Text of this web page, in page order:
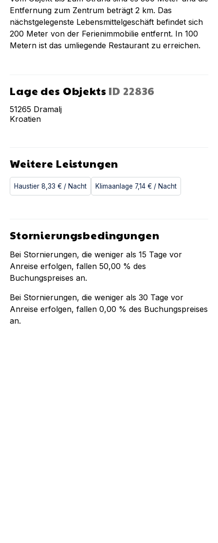
Entfernung zum Zentrum beträgt 2 km. Das
nächstgelegenste Lebensmittelgeschäft befindet sich
200 Meter von der Ferienimmobilie entfernt. In 100
Metern ist das umliegende Restaurant zu erreichen.
Lage des Objekts ID 22836
51265 Dramalj
Kroatien
Weitere Leistungen
Haustier 8,33 € / Nacht Klimaanlage 7,14 € / Nacht
Stornierungsbedingungen
Bei Stornierungen, die weniger als 15 Tage vor
Anreise erfolgen, fallen 50,00 % des
Buchungspreises an.
Bei Stornierungen, die weniger als 30 Tage vor
Anreise erfolgen, fallen 0,00 % des Buchungspreises
an.